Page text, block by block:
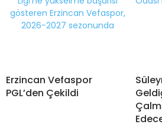
Erzincan Vefaspor
PGL’den Çekildi